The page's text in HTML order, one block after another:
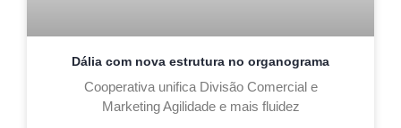
Dália com nova estrutura no organograma
Cooperativa unifica Divisão Comercial e
Marketing Agilidade e mais fluidez